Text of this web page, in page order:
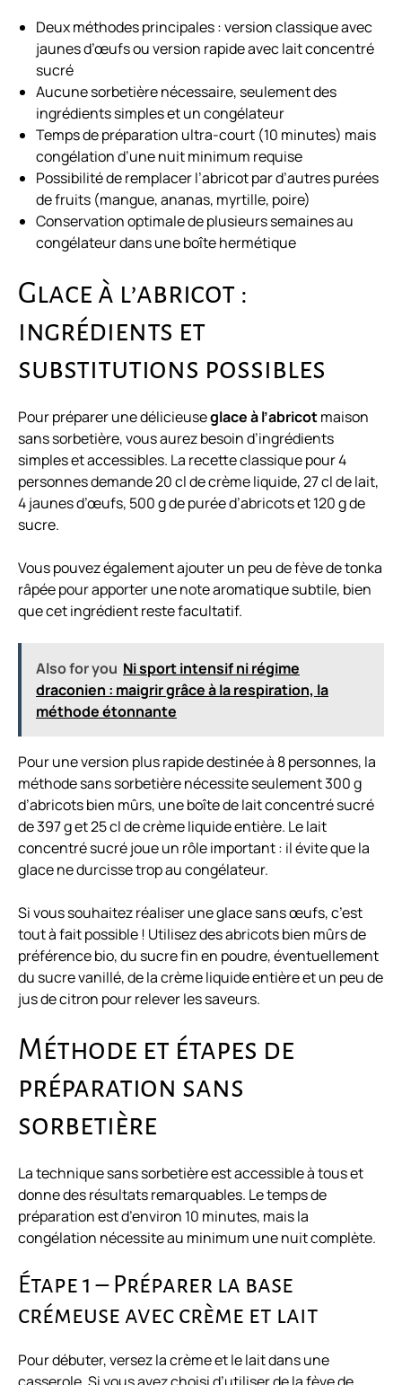
Deux méthodes principales : version classique avec
jaunes d’œufs ou version rapide avec lait concentré
sucré
Aucune sorbetière nécessaire, seulement des
ingrédients simples et un congélateur
Temps de préparation ultra-court (10 minutes) mais
congélation d’une nuit minimum requise
Possibilité de remplacer l’abricot par d’autres purées
de fruits (mangue, ananas, myrtille, poire)
Conservation optimale de plusieurs semaines au
congélateur dans une boîte hermétique
Glace à l’abricot :
ingrédients et
substitutions possibles
Pour préparer une délicieuseglace à l’abricotmaison
sans sorbetière, vous aurez besoin d’ingrédients
simples et accessibles. La recette classique pour 4
personnes demande 20 cl de crème liquide, 27 cl de lait,
4 jaunes d’œufs, 500 g de purée d’abricots et 120 g de
sucre.
Vous pouvez également ajouter un peu de fève de tonka
râpée pour apporter une note aromatique subtile, bien
que cet ingrédient reste facultatif.
Also for you Ni sport intensif ni régime
draconien : maigrir grâce à la respiration, la
méthode étonnante
Pour une version plus rapide destinée à 8 personnes, la
méthode sans sorbetière nécessite seulement 300 g
d’abricots bien mûrs, une boîte de lait concentré sucré
de 397 g et 25 cl de crème liquide entière. Le lait
concentré sucré joue un rôle important : il évite que la
glace ne durcisse trop au congélateur.
Si vous souhaitez réaliser une glace sans œufs, c’est
tout à fait possible ! Utilisez des abricots bien mûrs de
préférence bio, du sucre fin en poudre, éventuellement
du sucre vanillé, de la crème liquide entière et un peu de
jus de citron pour relever les saveurs.
Méthode et étapes de
préparation sans
sorbetière
La technique sans sorbetière est accessible à tous et
donne des résultats remarquables. Le temps de
préparation est d’environ 10 minutes, mais la
congélation nécessite au minimum une nuit complète.
Étape 1 – Préparer la base
crémeuse avec crème et lait
Pour débuter, versez la crème et le lait dans une